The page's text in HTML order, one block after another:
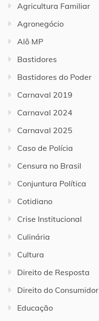
Agricultura Familiar
Agronegócio
Alô MP
Bastidores
Bastidores do Poder
Carnaval 2019
Carnaval 2024
Carnaval 2025
Caso de Polícia
Censura no Brasil
Conjuntura Política
Cotidiano
Crise Institucional
Culinária
Cultura
Direito de Resposta
Direito do Consumidor
Educação